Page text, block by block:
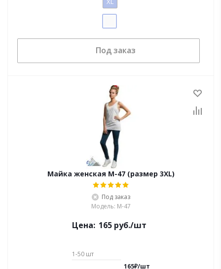
Под заказ
Майка женская M-47 (размер 3XL)
Под заказ
Модель: M-47
Цена: 165 руб./шт
1-50 шт
165₽/шт